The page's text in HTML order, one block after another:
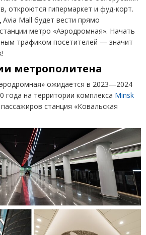
откроются гипермаркет и фуд-корт.
Avia Mall будет вести прямо
метро «Аэродромная». Начать
трафиком посетителей — значит
метрополитена
ожидается в 2023—2024
года на территории комплекса Minsk
станция «Ковальская